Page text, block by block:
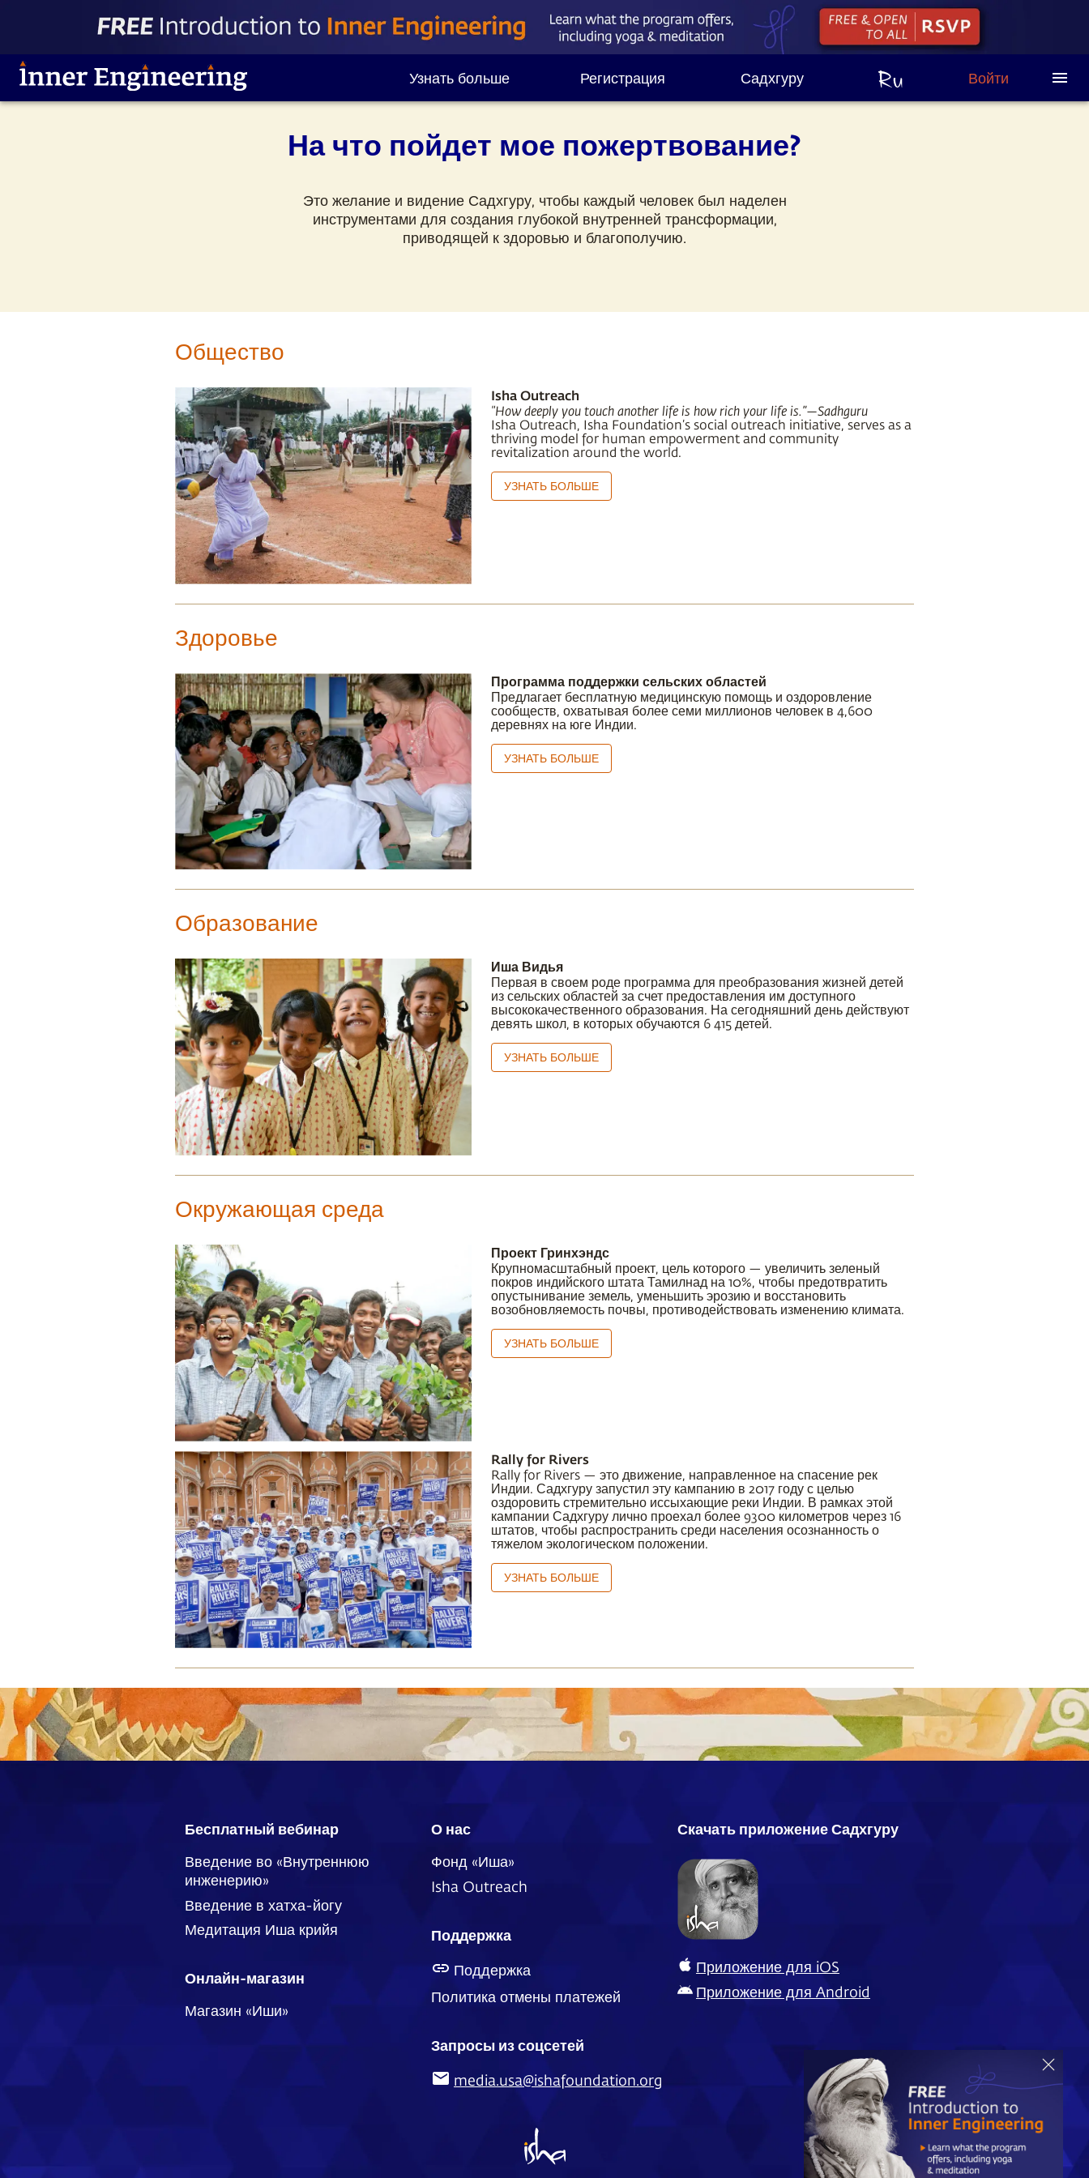
Узнать больше Регистрация Садхгуру Войти
На что пойдет мое пожертвование?
Это желание и видение Садхгуру, чтобы каждый человек был наделен
инструментами для создания глубокой внутренней трансформации,
приводящей к здоровью и благополучию.
Общество
Isha Outreach
"How deeply you touch another life is how rich your life is.”—Sadhguru
Isha Outreach, Isha Foundation’s social outreach initiative, serves as a
thriving model for human empowerment and community
revitalization around the world.
УЗНАТЬ БОЛЬШЕ
Здоровье
Программа поддержки сельских областей
Предлагает бесплатную медицинскую помощь и оздоровление
сообществ, охватывая более семи миллионов человек в 4,600
деревнях на юге Индии.
УЗНАТЬ БОЛЬШЕ
Образование
Иша Видья
Первая в своем роде программа для преобразования жизней детей
из сельских областей за счет предоставления им доступного
высококачественного образования. На сегодняшний день действуют
девять школ, в которых обучаются 6 415 детей.
УЗНАТЬ БОЛЬШЕ
Окружающая среда
Проект Гринхэндс
Крупномасштабный проект, цель которого — увеличить зеленый
покров индийского штата Тамилнад на 10%, чтобы предотвратить
опустынивание земель, уменьшить эрозию и восстановить
возобновляемость почвы, противодействовать изменению климата.
УЗНАТЬ БОЛЬШЕ
Rally for Rivers
Rally for Rivers — это движение, направленное на спасение рек
Индии. Садхгуру запустил эту кампанию в 2017 году с целью
оздоровить стремительно иссыхающие реки Индии. В рамках этой
кампании Садхгуру лично проехал более 9300 километров через 16
штатов, чтобы распространить среди населения осознанность о
тяжелом экологическом положении.
УЗНАТЬ БОЛЬШЕ
Бесплатный вебинар
Введение во «Внутреннюю
инженерию»
Введение в хатха-йогу
Медитация Иша крийя
Онлайн-магазин
Магазин «Иши»
О нас
Фонд «Иша»
Isha Outreach
Поддержка
Поддержка
Политика отмены платежей
Запросы из соцсетей
media.usa@ishafoundation.org
Скачать приложение Садхгуру
Приложение для iOS
Приложение для Android